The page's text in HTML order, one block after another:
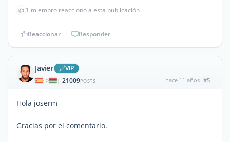
👍 1 miembro reaccionó a esta publicación
Reaccionar Responder
Javier ViP
| 21009POSTS hace 11 años #5
Hola joserm
Gracias por el comentario.